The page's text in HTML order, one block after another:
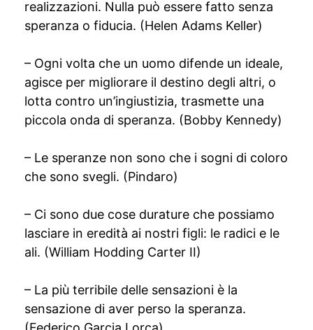
realizzazioni. Nulla può essere fatto senza
speranza o fiducia. (Helen Adams Keller)
– Ogni volta che un uomo difende un ideale,
agisce per migliorare il destino degli altri, o
lotta contro un’ingiustizia, trasmette una
piccola onda di speranza. (Bobby Kennedy)
– Le speranze non sono che i sogni di coloro
che sono svegli. (Pindaro)
– Ci sono due cose durature che possiamo
lasciare in eredità ai nostri figli: le radici e le
ali. (William Hodding Carter II)
– La più terribile delle sensazioni è la
sensazione di aver perso la speranza.